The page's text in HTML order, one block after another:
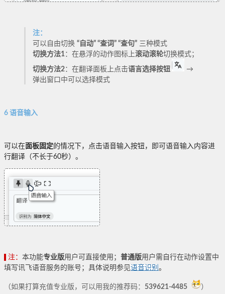
注：
可以自由切换 “自动” “查词” “查句” 三种模式
切换方法1 ：在悬浮的动作图标上滚动滚轮切换模式；
切换方法2：在翻译面板上点击语言选择按钮
→
弹出窗口中可以选择模式
6 语音输入
可以在面板固定的情况下，点击语音输入按钮，即可语音输入内容进
行翻译（不长于60秒）。
注： 本功能专业版用户可直接使用； 普通版用户需自行在动作设置中
填写讯飞语音服务的账号；具体说明参见语音识别 。
（如果打算充值专业版，可以用我的推荐码： 539621-4485 ）